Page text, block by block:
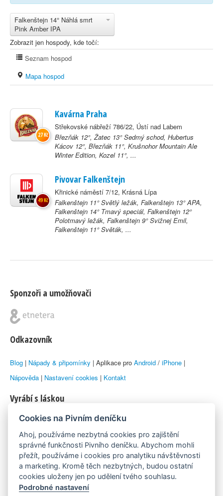
Falkenštejn 14° Náhlá smrt
Pink Amber IPA
Zobrazit jen hospody, kde točí:
Seznam hospod
Mapa hospod
Kavárna Praha
Střekovské nábřeží 786/22, Ústí nad Labem
Březňák 12°, Žatec 13° Sedmý schod, Hubertus
Kácov 12°, Březňák 11°, Krušnohor Mountain Ale
Winter Edition, Kozel 11°, ...
27 Kč
Pivovar Falkenštejn
Křinické náměstí 7/12, Krásná Lípa
Falkenštejn 11° Světlý ležák, Falkenštejn 13° APA,
Falkenštejn 14° Tmavý speciál, Falkenštejn 12°
Polotmavý ležák, Falkenštejn 9° Svižnej Emil,
Falkenštejn 11° Světák, ...
49 Kč
Sponzoři a umožňovači
Odkazovník
Blog | Nápady & připomínky | Aplikace pro Android / iPhone |
Nápověda | Nastavení cookies | Kontakt
Vyrábí s láskou
© 2010–2026 byLukáš Zemanaka Emka
Máme rádi
Pivní.info
Poznámka pod čarou
Cookies na Pivním deníčku
Ahoj, používáme nezbytná cookies pro zajištění
správné funkčnosti Pivního deníčku. Abychom mohli
přežít, používáme i cookies pro analytiku návštěvnosti
a marketing. Kromě těch nezbytných, budou ostatní
cookies uloženy jen po udělení tvého souhlasu.
Podrobné nastavení